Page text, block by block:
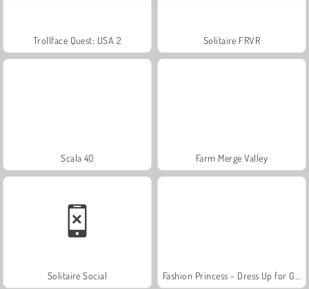
Trollface Quest: USA 2 Solitaire FRVR
Scala 40 Farm Merge Valley
Solitaire Social